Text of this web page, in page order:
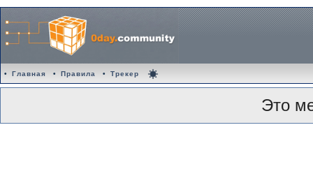
• Главная • Правила • Трекер
Это